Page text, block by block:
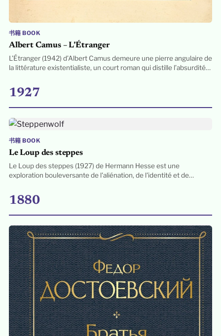
书籍 BOOK
Albert Camus – L’Étranger
L’Étranger (1942) d’Albert Camus demeure une pierre angulaire de
la littérature existentialiste, un court roman qui distille l’absurdité…
1927
书籍 BOOK
Le Loup des steppes
Le Loup des steppes (1927) de Hermann Hesse est une
exploration bouleversante de l'aliénation, de l'identité et de…
1880